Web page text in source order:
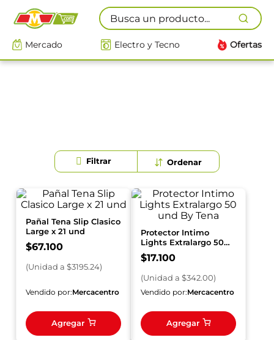
Busca un producto...
Mercado Electro y Tecno Ofertas
Pañal Tena Slip Clasico
Large x 21 und
$67.100
(Unidad a $3195.24)
Vendido por:Mercacentro
Agregar
Protector Intimo
Lights Extralargo 50
und By Tena
$17.100
(Unidad a $342.00)
Vendido por:Mercacentro
Agregar